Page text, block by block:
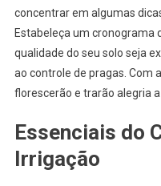
concentrar em algumas
Estabeleça um cronograma
qualidade do seu solo seja
ao controle de pragas. Com
florescerão e trarão alegria a
Essenciais do
Irrigação